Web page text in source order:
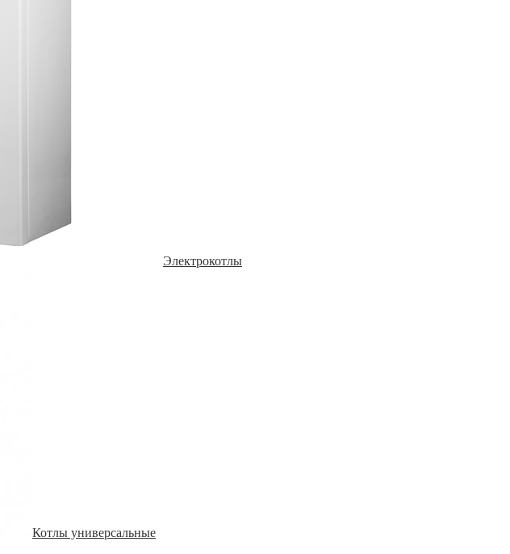
Электрокотлы
Котлы универсальные